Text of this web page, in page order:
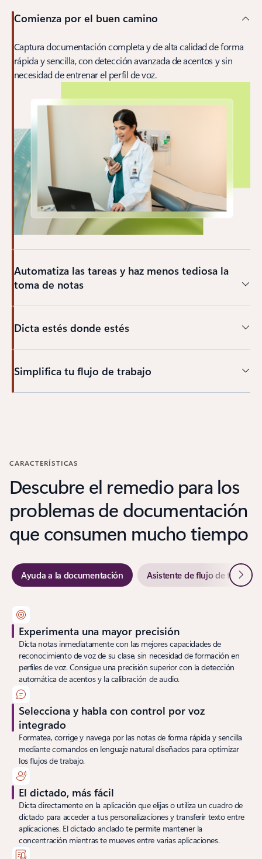
Comienza por el buen camino
Captura documentación completa y de alta calidad de forma
rápida y sencilla, con detección avanzada de acentos y sin
necesidad de entrenar el perfil de voz.
Automatiza las tareas y haz menos tediosa la
toma de notas
Dicta estés donde estés
Simplifica tu flujo de trabajo
CARACTERÍSTICAS
Descubre el remedio para los
problemas de documentación
que consumen mucho tiempo
Ayuda a la documentación Asistente de flujo de trabajo
Experimenta una mayor precisión
Dicta notas inmediatamente con las mejores capacidades de
reconocimiento de voz de su clase, sin necesidad de formación en
perfiles de voz. Consigue una precisión superior con la detección
automática de acentos y la calibración de audio.
Selecciona y habla con control por voz
integrado
Formatea, corrige y navega por las notas de forma rápida y sencilla
mediante comandos en lenguaje natural diseñados para optimizar
los flujos de trabajo.
El dictado, más fácil
Dicta directamente en la aplicación que elijas o utiliza un cuadro de
dictado para acceder a tus personalizaciones y transferir texto entre
aplicaciones. El dictado anclado te permite mantener la
concentración mientras te mueves entre varias aplicaciones.